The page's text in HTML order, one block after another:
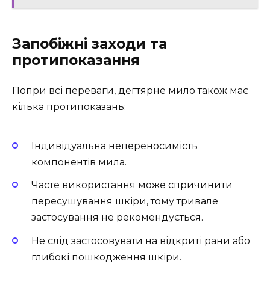
Запобіжні заходи та
протипоказання
Попри всі переваги, дегтярне мило також має
кілька протипоказань:
Індивідуальна непереносимість
компонентів мила.
Часте використання може спричинити
пересушування шкіри, тому тривале
застосування не рекомендується.
Не слід застосовувати на відкриті рани або
глибокі пошкодження шкіри.